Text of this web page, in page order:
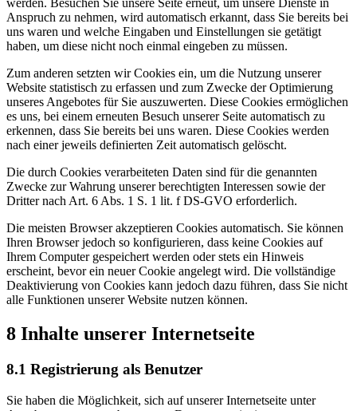
werden. Besuchen Sie unsere Seite erneut, um unsere Dienste in
Anspruch zu nehmen, wird automatisch erkannt, dass Sie bereits bei
uns waren und welche Eingaben und Einstellungen sie getätigt
haben, um diese nicht noch einmal eingeben zu müssen.
Zum anderen setzten wir Cookies ein, um die Nutzung unserer
Website statistisch zu erfassen und zum Zwecke der Optimierung
unseres Angebotes für Sie auszuwerten. Diese Cookies ermöglichen
es uns, bei einem erneuten Besuch unserer Seite automatisch zu
erkennen, dass Sie bereits bei uns waren. Diese Cookies werden
nach einer jeweils definierten Zeit automatisch gelöscht.
Die durch Cookies verarbeiteten Daten sind für die genannten
Zwecke zur Wahrung unserer berechtigten Interessen sowie der
Dritter nach Art. 6 Abs. 1 S. 1 lit. f DS-GVO erforderlich.
Die meisten Browser akzeptieren Cookies automatisch. Sie können
Ihren Browser jedoch so konfigurieren, dass keine Cookies auf
Ihrem Computer gespeichert werden oder stets ein Hinweis
erscheint, bevor ein neuer Cookie angelegt wird. Die vollständige
Deaktivierung von Cookies kann jedoch dazu führen, dass Sie nicht
alle Funktionen unserer Website nutzen können.
8 Inhalte unserer Internetseite
8.1 Registrierung als Benutzer
Sie haben die Möglichkeit, sich auf unserer Internetseite unter